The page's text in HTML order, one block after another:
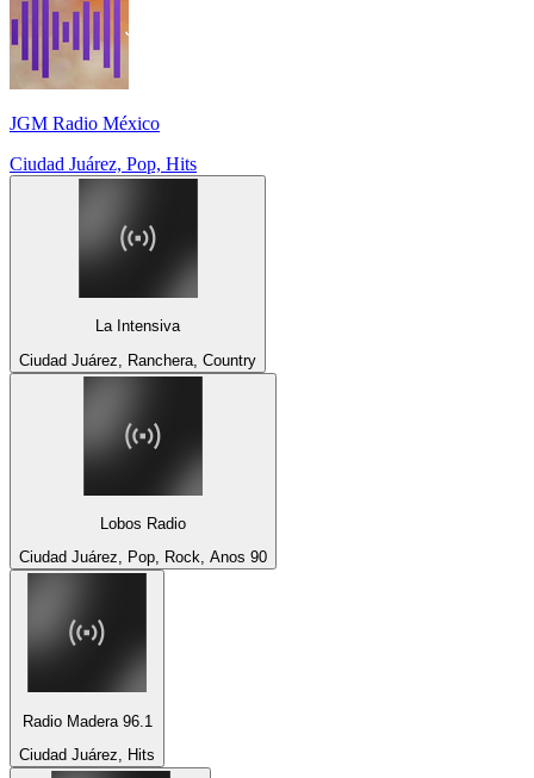
JGM Radio México
Ciudad Juárez, Pop, Hits
La Intensiva
Ciudad Juárez, Ranchera, Country
Lobos Radio
Ciudad Juárez, Pop, Rock, Anos 90
Radio Madera 96.1
Ciudad Juárez, Hits